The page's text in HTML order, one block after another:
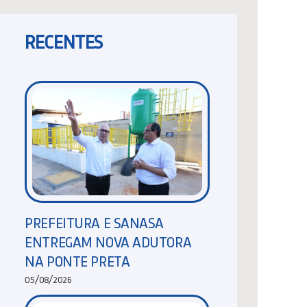
RECENTES
PREFEITURA E SANASA
ENTREGAM NOVA ADUTORA
NA PONTE PRETA
05/08/2026